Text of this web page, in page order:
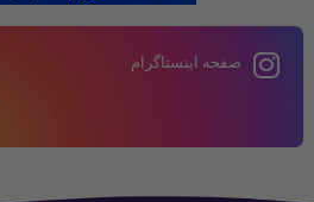
صفحه اینستاگرام